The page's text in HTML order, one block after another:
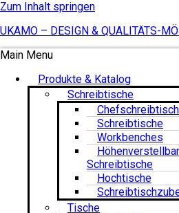
Zum Inhalt springen
UKAMO – DESIGN & QUALITÄTS-
Main Menu
Produkte & Katalog
Schreibtische
Schreibtische
Workbenches
Schreibtische
Hochtische
Tische